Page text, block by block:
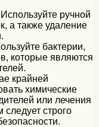
ручной
а также удаление
бактерии,
которые являются
крайней
химические
или лечения
строго